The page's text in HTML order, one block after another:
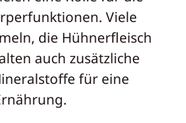
Viele
die Hühnerfleisch
auch zusätzliche
für eine